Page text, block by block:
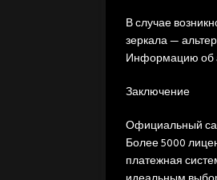
В случае
зеркала —
Информацию об
Заключение
Официальный
Более 5000
платежная